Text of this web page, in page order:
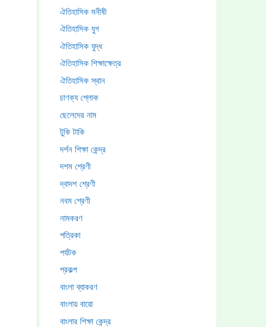
ঐতিহাসিক মনীষী
ঐতিহাসিক যুগ
ঐতিহাসিক যুদ্ধ
ঐতিহাসিক শিক্ষাক্ষেত্র
ঐতিহাসিক স্থান
চাণক্য শ্লোক
ছেলেদের নাম
টুকি টাকি
দর্শন শিক্ষা কেন্দ্র
দশম শ্রেণী
দ্বাদশ শ্রেণী
নবম শ্রেণী
নামকরণ
পত্রিকা
পর্যটক
প্রকল্প
বাংলা ব্যাকরণ
বাংলায় বায়ো
বাংলার শিক্ষা কেন্দ্র